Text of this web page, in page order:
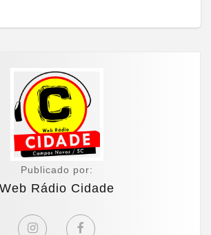
Publicado por:
Web Rádio Cidade